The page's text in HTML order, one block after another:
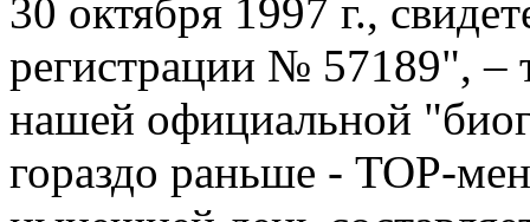
30 октября 1997 г.,
регистрации № 57189", –
нашей официальной
гораздо раньше - TOP-